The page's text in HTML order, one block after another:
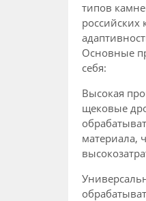
типов
российских
Основные
себя:
Высокая
щековые
материала,